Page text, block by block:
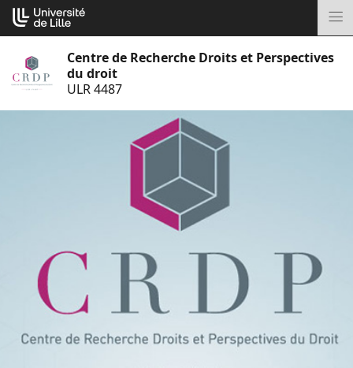
Aller
au
Centre de Recherche Droits et Perspectives
du droit
ULR 4487
Cookies management panel